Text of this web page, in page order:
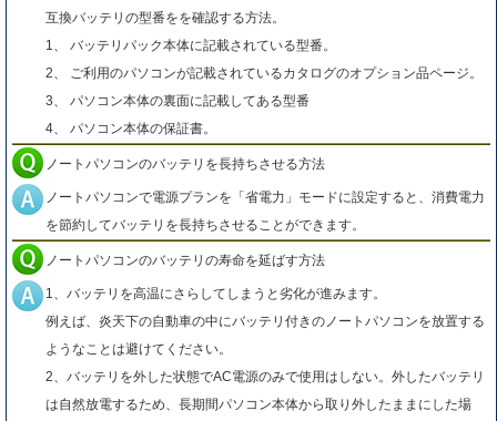
互換バッテリの型番をを確認する方法。
1、 バッテリパック本体に記載されている型番。
2、 ご利用のパソコンが記載されているカタログのオプション品ページ。
3、 パソコン本体の裏面に記載してある型番
4、 パソコン本体の保証書。
ノートパソコンのバッテリを長持ちさせる方法
ノートパソコンで電源プランを「省電力」モードに設定すると、消費電力
を節約してバッテリを長持ちさせることができます。
ノートパソコンのバッテリの寿命を延ばす方法
1、バッテリを高温にさらしてしまうと劣化が進みます。
例えば、炎天下の自動車の中にバッテリ付きのノートパソコンを放置する
ようなことは避けてください。
2、バッテリを外した状態でAC電源のみで使用はしない。外したバッテリ
は自然放電するため、長期間パソコン本体から取り外したままにした場